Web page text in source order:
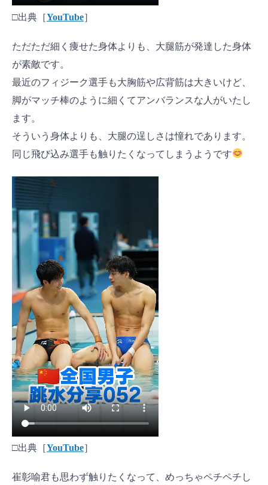
□出典［YouTube］
ただただ細く痩せた身体よりも、大腿筋が発達した身体
が素敵です。
最近のフィジーク選手も大胸筋や広背筋は大きいけど、
脚がマッチ棒のように細くてアンバランスな人がいたし
ます。
そういう身体よりも、大腿の逞しさは憧れであります。
同じ飛び込み選手も触りたくなってしまうようです
□出典［YouTube］
崔彰喻君も思わず触りたくなって、めっちゃペチペチし